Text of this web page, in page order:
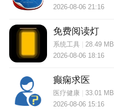
2026-08-06 21:16
免费阅读灯
系统工具| 28.49 MB
2026-08-06 18:16
癫痫求医
医疗健康
33.01 MB
2026-08-06 15:16